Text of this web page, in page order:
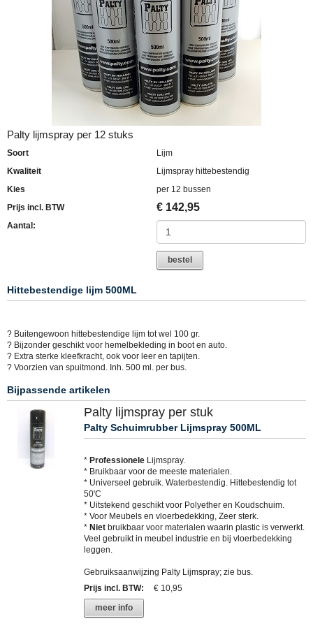
Palty lijmspray per 12 stuks
Soort
Lijm
Kwaliteit
Lijmspray hittebestendig
Kies
per 12 bussen
Prijs incl. BTW
€ 142,95
Aantal:
bestel
Hittebestendige lijm 500ML
? Buitengewoon hittebestendige lijm tot wel 100 gr.
? Bijzonder geschikt voor hemelbekleding in boot en auto.
? Extra sterke kleefkracht, ook voor leer en tapijten.
? Voorzien van spuitmond. Inh. 500 ml. per bus.
Bijpassende artikelen
Palty lijmspray per stuk
Palty Schuimrubber Lijmspray 500ML
* Professionele Lijmspray.
* Bruikbaar voor de meeste materialen.
* Universeel gebruik. Waterbestendig. Hittebestendig tot
50'C
* Uitstekend geschikt voor Polyether en Koudschuim.
* Voor Meubels en vloerbedekking, Zeer sterk.
* Niet bruikbaar voor materialen waarin plastic is verwerkt.
Veel gebruikt in meubel industrie en bij vloerbedekking
leggen.
Gebruiksaanwijzing Palty Lijmspray; zie bus.
Prijs incl. BTW:
€ 10,95
meer info